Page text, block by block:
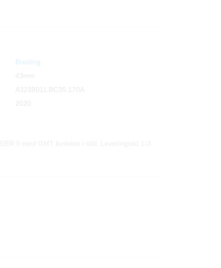
Breitling
43mm
A3239011.BC35.170A
2020